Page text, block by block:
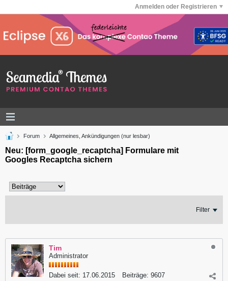
Anmelden oder Registrieren
Forum Allgemeines, Ankündigungen (nur lesbar)
Neu: [form_google_recaptcha] Formulare mit
Googles Recaptcha sichern
Filter
Tim
Administrator
Dabei seit: 17.06.2015 Beiträge: 9607